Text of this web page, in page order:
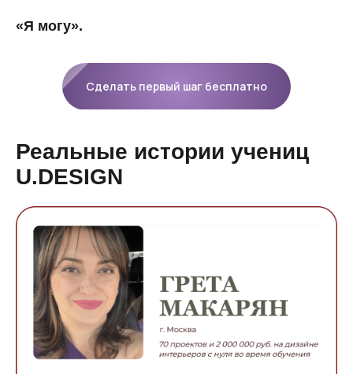
«Я могу».
Сделать первый шаг бесплатно
Реальные истории учениц
U.DESIGN